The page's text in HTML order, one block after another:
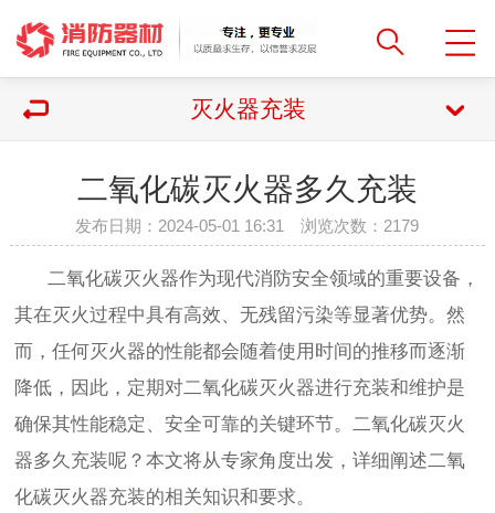
灭火器充装
二氧化碳灭火器多久充装
发布日期：2024-05-01 16:31 浏览次数： 2179
二氧化碳灭火器作为现代消防安全领域的重要设备，
其在灭火过程中具有高效、无残留污染等显著优势。然
而，任何灭火器的性能都会随着使用时间的推移而逐渐
降低，因此，定期对二氧化碳灭火器进行充装和维护是
确保其性能稳定、安全可靠的关键环节。二氧化碳灭火
器多久充装呢？本文将从专家角度出发，详细阐述二氧
化碳灭火器充装的相关知识和要求。